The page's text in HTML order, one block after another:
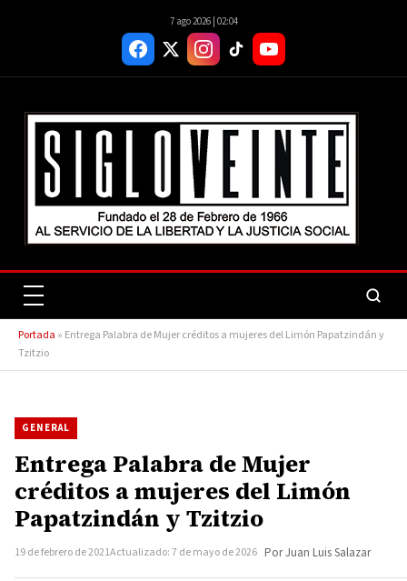
7 ago 2026 | 02:04
Portada » Entrega Palabra de Mujer créditos a mujeres del Limón Papatzindán y
Tzitzio
GENERAL
Entrega Palabra de Mujer
créditos a mujeres del Limón
Papatzindán y Tzitzio
19 de febrero de 2021Actualizado: 7 de mayo de 2026 Por Juan Luis Salazar